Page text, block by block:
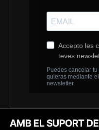
AMB EL SUPORT DE